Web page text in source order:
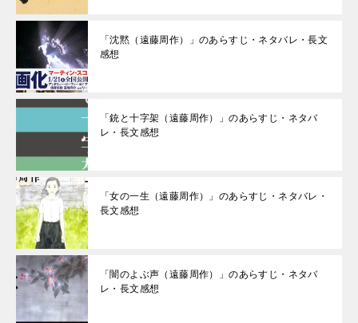
「沈黙（遠藤周作）」のあらすじ・ネタバレ・長文
感想
「銃と十字架（遠藤周作）」のあらすじ・ネタバ
レ・長文感想
「女の一生（遠藤周作）」のあらすじ・ネタバレ・
長文感想
「闇のよぶ声（遠藤周作）」のあらすじ・ネタバ
レ・長文感想